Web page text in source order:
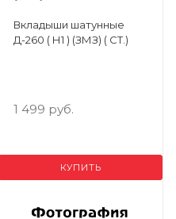
Вкладыши шатунные
Д-260 ( Н1 ) (ЗМЗ) ( СТ.)
1 499 руб.
КУПИТЬ